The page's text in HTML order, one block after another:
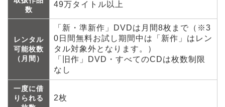
数
49万タイトル以上
レンタル
可能枚数
（月間）
「新・準新作」DVDは月間8枚まで（※3
0日間無料お試し期間中は「新作」はレン
タル対象外となります。）
「旧作」DVD・すべてのCDは枚数制限
なし
一度に借
りられる
2枚